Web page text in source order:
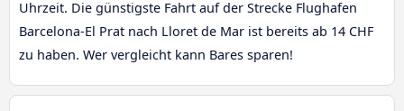
Uhrzeit. Die günstigste Fahrt auf der Strecke Flughafen
Barcelona-El Prat nach Lloret de Mar ist bereits ab 14 CHF
zu haben. Wer vergleicht kann Bares sparen!